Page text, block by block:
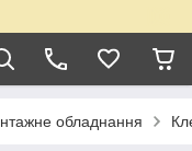
обладнання